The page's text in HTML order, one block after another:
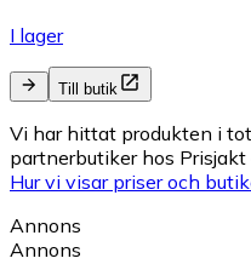
I lager
Till butik
Vi har hittat produkten i
partnerbutiker hos
Hur vi visar priser och
Annons
Annons